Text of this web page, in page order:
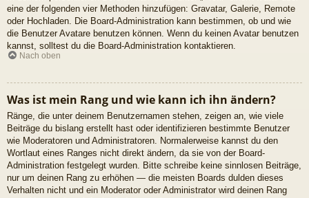
eine der folgenden vier Methoden hinzufügen: Gravatar, Galerie, Remote
oder Hochladen. Die Board-Administration kann bestimmen, ob und wie
die Benutzer Avatare benutzen können. Wenn du keinen Avatar benutzen
kannst, solltest du die Board-Administration kontaktieren.
Nach oben
Was ist mein Rang und wie kann ich ihn ändern?
Ränge, die unter deinem Benutzernamen stehen, zeigen an, wie viele
Beiträge du bislang erstellt hast oder identifizieren bestimmte Benutzer
wie Moderatoren und Administratoren. Normalerweise kannst du den
Wortlaut eines Ranges nicht direkt ändern, da sie von der Board-
Administration festgelegt wurden. Bitte schreibe keine sinnlosen Beiträge,
nur um deinen Rang zu erhöhen — die meisten Boards dulden dieses
Verhalten nicht und ein Moderator oder Administrator wird deinen Rang